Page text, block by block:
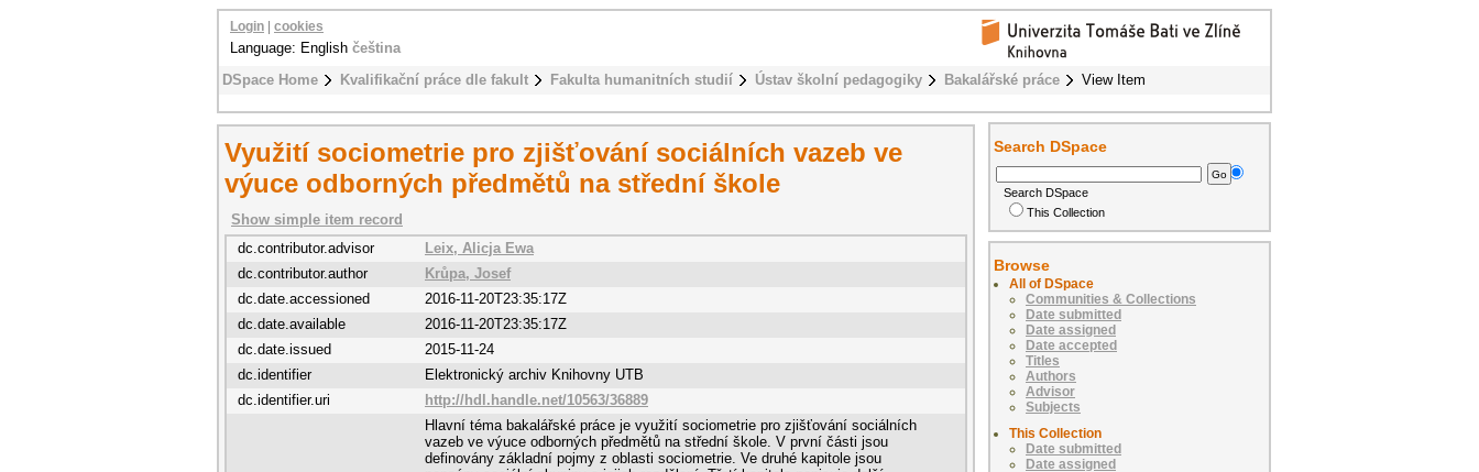
DSpace Home Kvalifikační práce dle fakult Fakulta humanitních studií Ústav školní pedagogiky Bakalářské práce View Item
Login cookies
Language: English čeština
Využití sociometrie pro zjišťování sociálních vazeb ve
výuce odborných předmětů na střední škole
Show simple item record
dc.contributor.advisor
Leix, Alicja Ewa
dc.contributor.author
Krůpa, Josef
dc.date.accessioned
2016-11-20T23:35:17Z
dc.date.available
2016-11-20T23:35:17Z
dc.date.issued
2015-11-24
dc.identifier
Elektronický archiv Knihovny UTB
dc.identifier.uri
http://hdl.handle.net/10563/36889
Hlavní téma bakalářské práce je využití sociometrie pro zjišťování sociálních
vazeb ve výuce odborných předmětů na střední škole. V první části jsou
definovány základní pojmy z oblasti sociometrie. Ve druhé kapitole jsou
Search DSpace
Search DSpace
This Collection
Browse
All of DSpace
Communities & Collections
Date submitted
Date assigned
Date accepted
Titles
Authors
Advisor
Subjects
This Collection
Date submitted
Date assigned